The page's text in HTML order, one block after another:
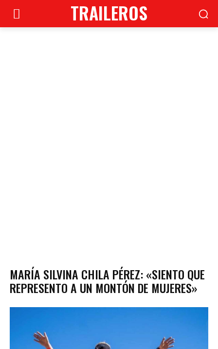
TRAILEROS
MARÍA SILVINA CHILA PÉREZ: «SIENTO QUE
REPRESENTO A UN MONTÓN DE MUJERES»